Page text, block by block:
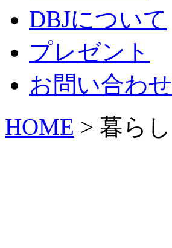
DBJについて
プレゼント
お問い合わせ
HOME > 暮らし